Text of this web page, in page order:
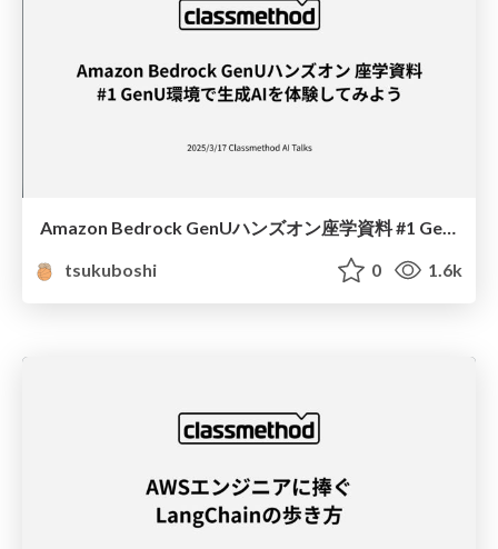
Amazon Bedrock GenUハンズオン座学資料 #1 GenU環境で生成AIを体験してみよう
tsukuboshi
0 1.6k